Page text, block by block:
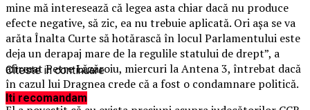
mine mă interesează că legea asta chiar dacă nu produce
efecte negative, să zic, ea nu trebuie aplicată. Ori aşa se va
arăta Înalta Curte să hotărască în locul Parlamentului este
deja un derapaj mare de la regulile statului de drept”, a
afirmat Petre Lăzăroiu, miercuri la Antena 3, întrebat dacă
în cazul lui Dragnea crede că a fost o condamnare politică.
Citeste in continuare
Iti recomandam